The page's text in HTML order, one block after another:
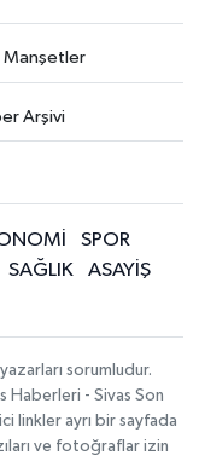
Manşetler
Arşivi
SPOR
SAĞLIK
ASAYİŞ
sorumludur.
Haberleri - Sivas Son
linkler ayrı bir sayfada
ve fotoğraflar izin